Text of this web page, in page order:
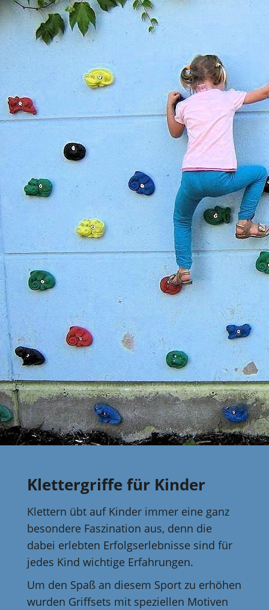
Klettergriffe für Kinder
Klettern übt auf Kinder immer eine ganz
besondere Faszination aus, denn die
dabei erlebten Erfolgserlebnisse sind für
jedes Kind wichtige Erfahrungen.
Um den Spaß an diesem Sport zu erhöhen
wurden Griffsets mit speziellen Motiven